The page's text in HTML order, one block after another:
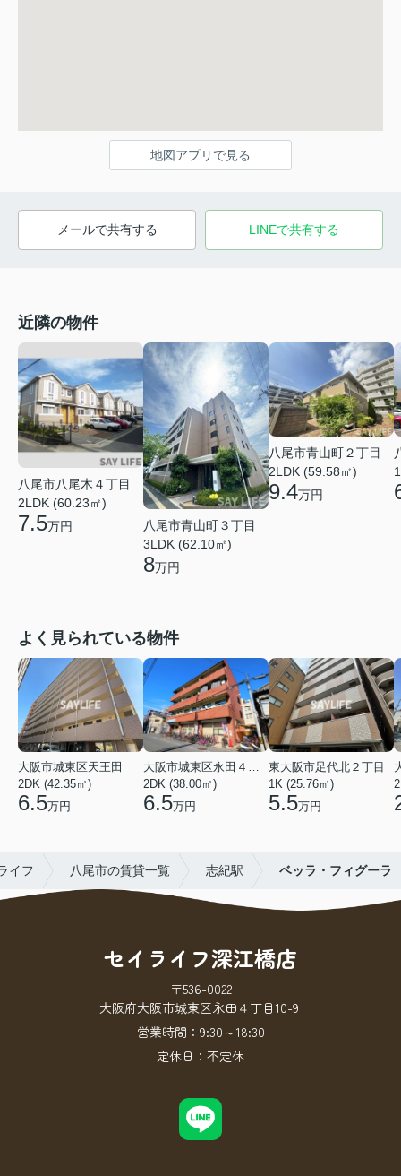
地図アプリで見る
メールで共有する LINEで共有する
近隣の物件
八尾市八尾木４丁目
2LDK (60.23㎡)
7.5万円
八尾市青山町３丁目
3LDK (62.10㎡)
8万円
八尾市青山町２丁目
2LDK (59.58㎡)
9.4万円
よく見られている物件
大阪市城東区天王田
2DK (42.35㎡)
6.5万円
大阪市城東区永田４丁目
2DK (38.00㎡)
6.5万円
東大阪市足代北２丁目
1K (25.76㎡)
5.5万円
イフ 八尾市の賃貸一覧 志紀駅 ベッラ・フィグーラ
セイライフ深江橋店
〒536-0022
大阪府大阪市城東区永田４丁目10-9
営業時間： 9:30～18:30
定休日： 不定休